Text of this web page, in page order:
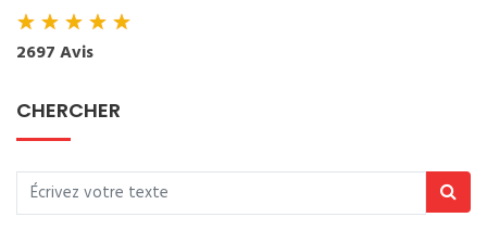
★★★★★
2697 Avis
CHERCHER